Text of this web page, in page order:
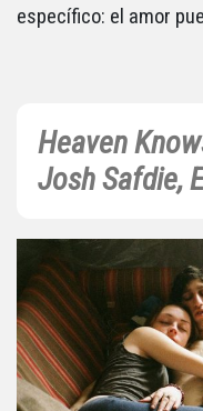
específico: el amor
Heaven
Josh Safdie,